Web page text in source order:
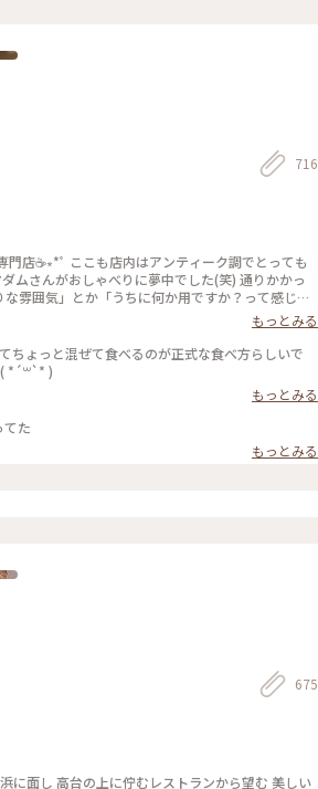
716
雰囲気」とか「うちに何か用ですか？って感じの
ーが素っ気ないかな？)女性の方はテキパキと対応
んでした✨ この逆さまのケーキ？
レンゲのシフォンみたいな感じでふわっふわ😍と
に食べて紅茶をいただくには最高のバランスでし
ことりっぷ #カフェ巡り #38_カフェ巡り
もっとみる
ちょっと混ぜて食べるのが正式な食べ方らしいで
*´꒳`* )
もっとみる
てた
もっとみる
675
望む 美しい